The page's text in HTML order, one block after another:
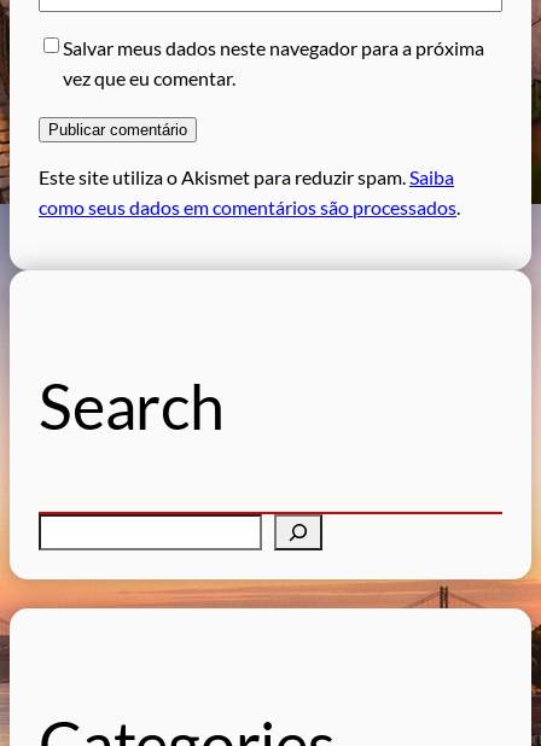
Salvar meus dados neste navegador para a próxima
vez que eu comentar.
Este site utiliza o Akismet para reduzir spam.Saiba
como seus dados em comentários são processados.
Search
a